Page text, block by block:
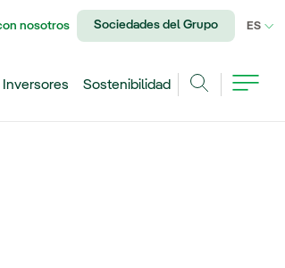
nosotros Sociedades del Grupo ES
Inversores
Sostenibilidad